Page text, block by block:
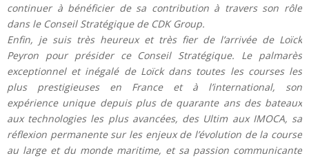
continuer à bénéficier de sa contribution à travers son rôle
dans le Conseil Stratégique de CDK Group.
Enfin, je suis très heureux et très fier de l’arrivée de Loïck
Peyron pour présider ce Conseil Stratégique. Le palmarès
exceptionnel et inégalé de Loïck dans toutes les courses les
plus prestigieuses en France et à l’international, son
expérience unique depuis plus de quarante ans des bateaux
aux technologies les plus avancées, des Ultim aux IMOCA, sa
réflexion permanente sur les enjeux de l’évolution de la course
au large et du monde maritime, et sa passion communicante